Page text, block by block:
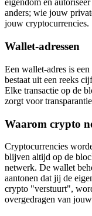
eigendom en
anders; wie jouw
jouw cryptocurrencies.
Wallet-adressen
Een wallet-adres is
bestaat uit een reeks
Elke transactie op de
zorgt voor
Waarom crypto
Cryptocurrencies
blijven altijd op de
netwerk. De wallet
aantonen dat jij de
crypto "verstuurt",
overgedragen van